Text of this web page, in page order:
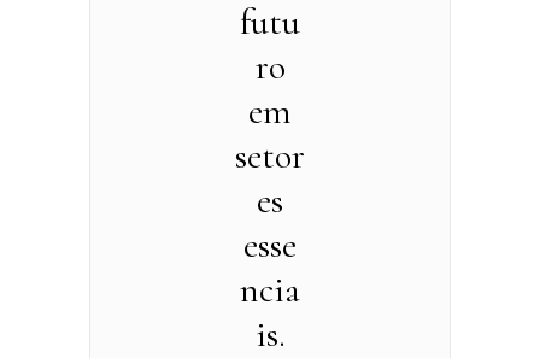
futu
ro
em
setor
es
esse
ncia
is.